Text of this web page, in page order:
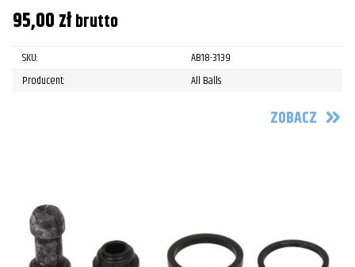
95,00złbrutto
SKU:
AB18-3139
Producent:
All Balls
ZOBACZ